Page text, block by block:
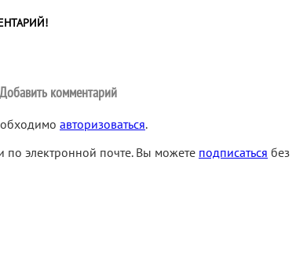
Добавить комментарий
авторизоваться.
электронной почте. Вы можете подписаться без